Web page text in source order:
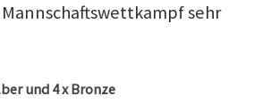
sehr
und 4 x Bronze